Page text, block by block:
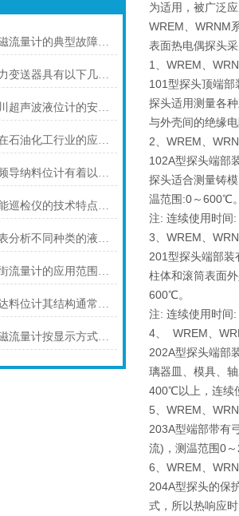
上海仪表电磁流量计的典型故障诊断及处理方法
仪川仪表压力变送器具有以下几大技术特点
分析上海仪川超声波液位计的安装原理
压力变送器在石油化工行业的应用说明
上海仪川射频导纳料位计有着以下几大技术特点
关于多路智能巡检仪的技术特点，你怎么看呢？
上海仪川仪表分析不同种类的液位变送器
仪川仪表涡街流量计的应用范围主要包括以下几个方面
上海仪川雷达料位计其结构通常由以下部分组成
上海仪川电磁流量计按显示方式分类
为适用，被广泛
WREM、WRNM
表面热电偶探头
1、WREM、
101型探头顶端
探头适用测量各
与外壳间的绝缘
2、WREM、
102A型探头端部
探头适合测量铸
温范围:0～600℃
注: 连续使用时
3、WREM、
201型探头端部
柱体和滚筒表面
600℃。
注: 连续使用时
4、 WREM、
202A型探头端部
璃器皿、模具、
400℃以上，连续
5、WREM、
203A型端部带有
流)，测温范围0
6、WREM、
204A型探头的保
式，所以热响应